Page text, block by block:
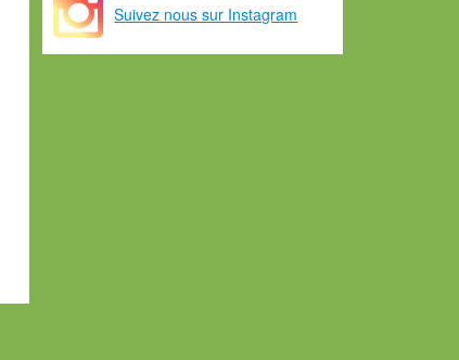
Suivez nous sur Instagram